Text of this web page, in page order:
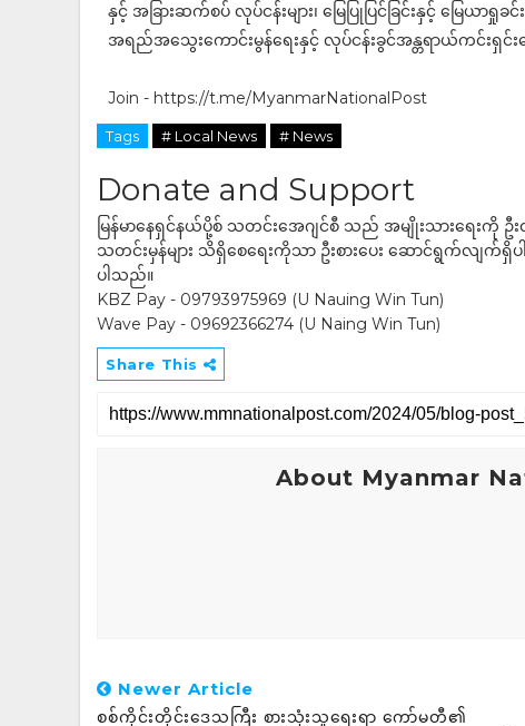
နှင့် အခြားဆက်စပ် လုပ်ငန်းများ၊ မြေပြုပြင်ခြင်းနှင့် မြေယာ
အရည်အသွေးကောင်းမွန်ရေးနှင့် လုပ်ငန်းခွင်အန္တရာယ်ကင်းရှင်
Join - https://t.me/MyanmarNationalPost
Tags # Local News # News
Donate and Support
မြန်မာနေရှင်နယ်ပို့စ် သတင်းအေဂျင်စီ သည် အမျိုးသားရေးကို
သတင်းမှန်များ သိရှိစေရေးကိုသာ ဦးစားပေး ဆောင်ရွက်လျက်
ပါသည်။
KBZ Pay - 09793975969 (U Nauing Win Tun)
Wave Pay - 09692366274 (U Naing Win Tun)
Share This
About Myanmar
Newer Article
စစ်ကိုင်းတိုင်းဒေသကြီး စားသုံးသူရေးရာ ကော်မတီ၏